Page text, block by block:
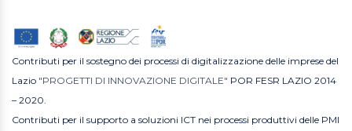
Contributi per il sostegno dei processi di digitalizzazione delle imprese del
Lazio "PROGETTI DI INNOVAZIONE DIGITALE" POR FESR LAZIO 2014
– 2020.
Contributi per il supporto a soluzioni ICT nei processi produttivi delle PMI